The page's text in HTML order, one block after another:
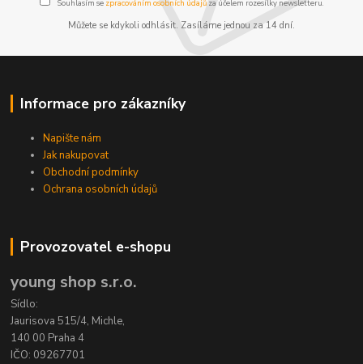
Souhlasím se zpracováním osobních údajůza účelem rozesílky newsletteru.
Můžete se kdykoli odhlásit. Zasíláme jednou za 14 dní.
Informace pro zákazníky
Napište nám
Jak nakupovat
Obchodní podmínky
Ochrana osobních údajů
Provozovatel e-shopu
young shop s.r.o.
Sídlo:
Jaurisova 515/4, Michle,
140 00 Praha 4
IČO: 09267701